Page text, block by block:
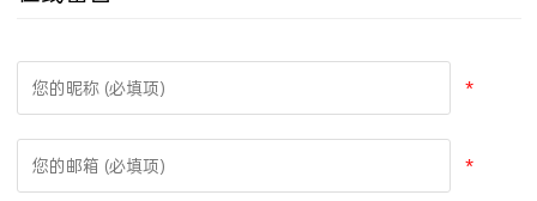
*
*